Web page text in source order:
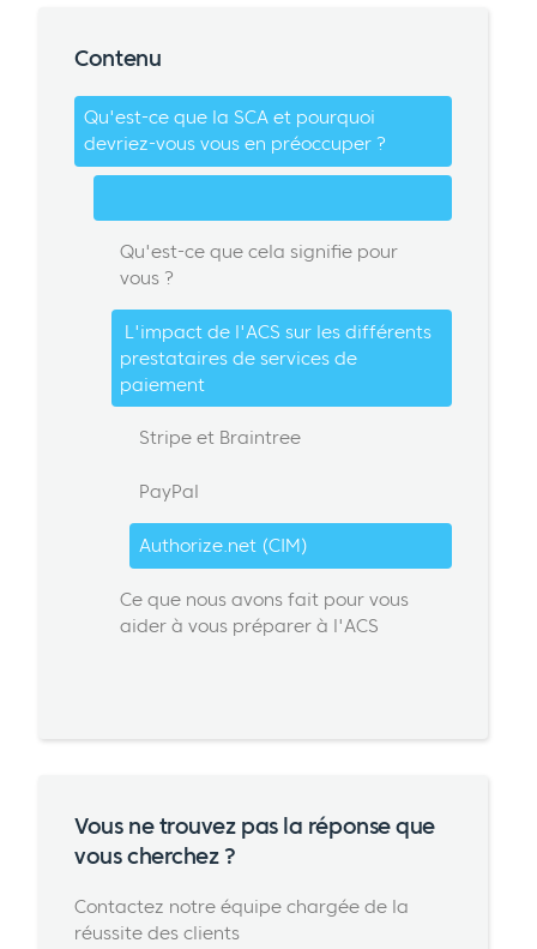
Contenu
Qu'est-ce que la SCA et pourquoi
devriez-vous vous en préoccuper ?
Qu'est-ce que cela signifie pour
vous ?
L'impact de l'ACS sur les différents
prestataires de services de
paiement
Stripe et Braintree
PayPal
Authorize.net (CIM)
Ce que nous avons fait pour vous
aider à vous préparer à l'ACS
Vous ne trouvez pas la réponse que
vous cherchez ?
Contactez notre équipe chargée de la
réussite des clients